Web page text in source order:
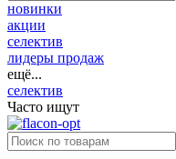
новинки
акции
селектив
лидеры продаж
ещё...
селектив
Часто ищут